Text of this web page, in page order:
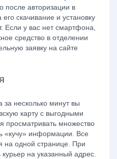
после авторизации в
скачивание и установку
Если у вас нет смартфона,
средство в отделении
заявку на сайте
несколько минут вы
карту с выгодными
просматривать множество
«кучу» информации. Все
на одной странице. При
на указанный адрес.